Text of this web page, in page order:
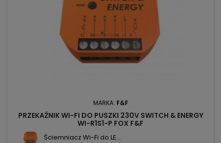
MARKA: F&F
PRZEKAŹNIK WI-FI DO PUSZKI 230V SWITCH & ENERGY
WI-R1S1-P FOX F&F
Ściemniacz Wi-Fi do LE...